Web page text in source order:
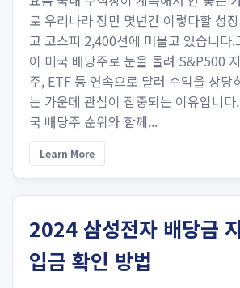
로 우리나라 장만 몇년간 이렇다할 성
고 코스피 2,400선에 머물고 있습니다.
이 미국 배당주로 눈을 돌려 S&P500
주, ETF 등 연속으로 달러 수익을 상당
는 가운데 관심이 집중되는 이유입니
국 배당주 순위와 함께...
Learn More
2024 삼성전자 배당금
입금 확인 방법